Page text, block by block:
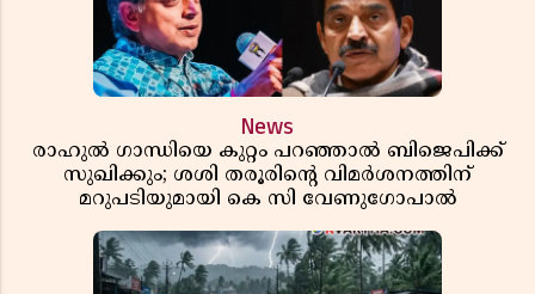
News
രാഹുൽ ഗാന്ധിയെ കുറ്റം പറഞ്ഞാൽ ബിജെപിക്ക്
സുഖിക്കും; ശശി തരൂരിന്റെ വിമർശനത്തിന്
മറുപടിയുമായി കെ സി വേണുഗോപാൽ